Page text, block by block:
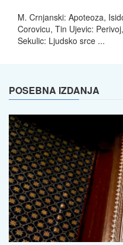
M. Crnjanski: Apoteoza,
Corovicu, Tin Ujevic:
Sekulic: Ljudsko srce ...
POSEBNA IZDANJA